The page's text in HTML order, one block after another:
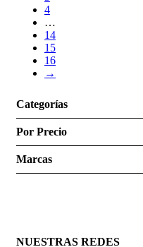
Categorías
Por Precio
Marcas
NUESTRAS REDES
4
…
14
15
16
→